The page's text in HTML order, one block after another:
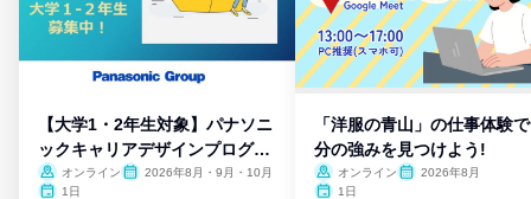
【大学1・2年生対象】パナソニ
ックキャリアデザインプログラ
ム
オンライン
2026年8月・9月・10月
1日
「洋服の青山」の仕事体験
分の強みを見つけよう!
オンライン
2026年8月
1日